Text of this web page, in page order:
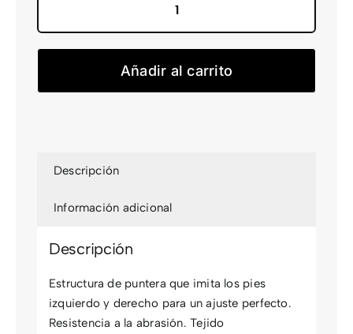
NO
Añadir al carrito
Descripción
Información adicional
Descripción
Estructura de puntera que imita los pies
izquierdo y derecho para un ajuste perfecto.
Resistencia a la abrasión. Tejido